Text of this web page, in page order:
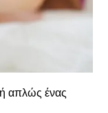
απλώς ένας